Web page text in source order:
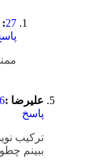
:
ممنون
علیرضا :26 مهر 1403
ترکیب
ببینم چطور